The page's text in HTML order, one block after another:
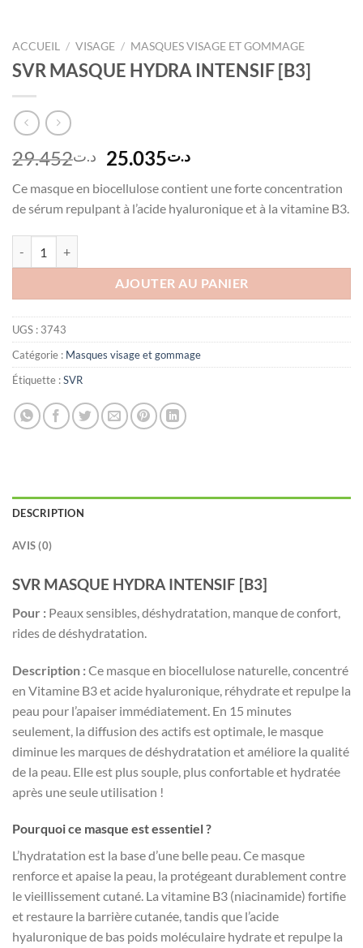
ACCUEIL / VISAGE / MASQUES VISAGE ET GOMMAGE
SVR MASQUE HYDRA INTENSIF [B3]
د.ت29.452
Le
initial
était :
د.ت25.035
Le
actuel
est :
Ce masque en biocellulose contient une forte concentration
de sérum repulpant à l’acide hyaluronique et à la vitamine B3.
AJOUTER AU PANIER
UGS : 3743
Catégorie : Masques visage et gommage
Étiquette :SVR
DESCRIPTION
AVIS (0)
SVR MASQUE HYDRA INTENSIF [B3]
Pour : Peaux sensibles, déshydratation, manque de confort,
rides de déshydratation.
Description :Ce masque en biocellulose naturelle, concentré
en Vitamine B3 et acide hyaluronique, réhydrate et repulpe la
peau pour l’apaiser immédiatement. En 15 minutes
seulement, la diffusion des actifs est optimale, le masque
diminue les marques de déshydratation et améliore la qualité
de la peau. Elle est plus souple, plus confortable et hydratée
après une seule utilisation !
Pourquoi ce masque est essentiel ?
L’hydratation est la base d’une belle peau. Ce masque
renforce et apaise la peau, la protégeant durablement contre
le vieillissement cutané. La vitamine B3 (niacinamide) fortifie
et restaure la barrière cutanée, tandis que l’acide
hyaluronique de bas poids moléculaire hydrate et repulpe la